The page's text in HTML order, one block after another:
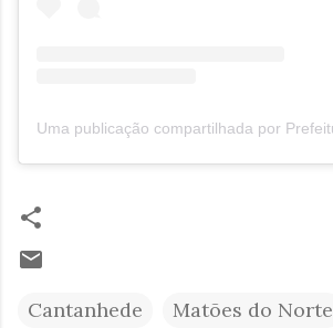
Cantanhede
Matões do Norte